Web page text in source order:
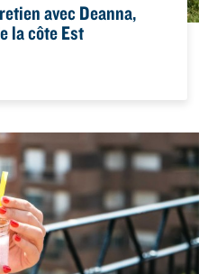
avec Deanna,
la côte Est